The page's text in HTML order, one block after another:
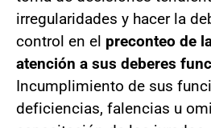
irregularidades y hacer la
control en el preconteo de
atención a sus deberes
Incumplimiento de sus
deficiencias, falencias u